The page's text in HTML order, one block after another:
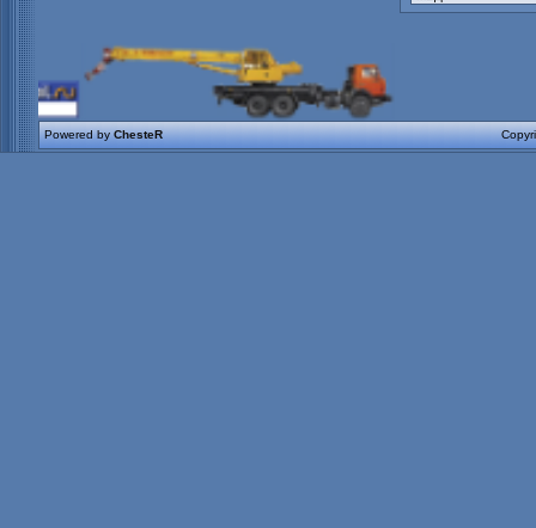
Powered byChesteR